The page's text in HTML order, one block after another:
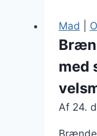
Mad
med
Af 24.